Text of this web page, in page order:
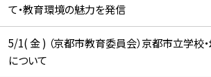
て・教育環境の魅力を発信
5/1( 金 ) （京都市教育委員会）京都市立学校
について